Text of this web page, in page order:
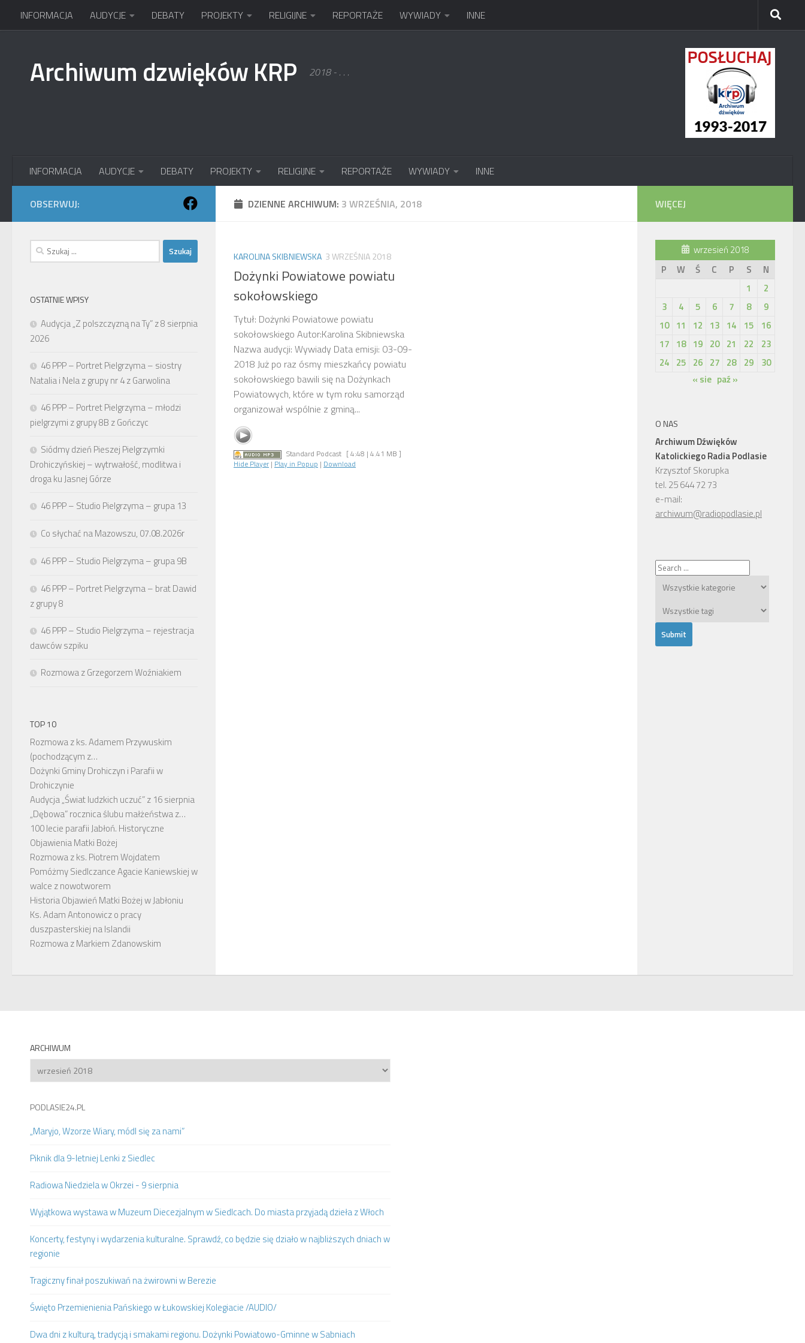
Przejdź do treści
INFORMACJA AUDYCJE DEBATY PROJEKTY RELIGIJNE REPORTAŻE WYWIADY INNE
Archiwum dzwięków KRP 2018 - . . .
INFORMACJA AUDYCJE DEBATY PROJEKTY RELIGIJNE REPORTAŻE WYWIADY INNE
DZIENNE ARCHIWUM: 3 WRZEŚNIA, 2018
KAROLINA SKIBNIEWSKA 3 WRZEŚNIA 2018
Dożynki Powiatowe powiatu
sokołowskiego
Tytuł: Dożynki Powiatowe powiatu
sokołowskiego Autor:Karolina Skibniewska
Nazwa audycji: Wywiady Data emisji: 03-09-
2018 Już po raz ósmy mieszkańcy powiatu
sokołowskiego bawili się na Dożynkach
Powiatowych, które w tym roku samorząd
organizował wspólnie z gminą...
Standard Podcast [ 4:48 | 4.41 MB ]
Hide Player | Play in Popup | Download
OBSERWUJ:
Szukaj:
OSTATNIE WPISY
Audycja „Z polszczyzną na Ty” z 8 sierpnia
2026
46 PPP – Portret Pielgrzyma – siostry
Natalia i Nela z grupy nr 4 z Garwolina
46 PPP – Portret Pielgrzyma – młodzi
pielgrzymi z grupy 8B z Gończyc
Siódmy dzień Pieszej Pielgrzymki
Drohiczyńskiej – wytrwałość, modlitwa i
droga ku Jasnej Górze
46 PPP – Studio Pielgrzyma – grupa 13
Co słychać na Mazowszu, 07.08.2026r
46 PPP – Studio Pielgrzyma – grupa 9B
46 PPP – Portret Pielgrzyma – brat Dawid
z grupy 8
46 PPP – Studio Pielgrzyma – rejestracja
dawców szpiku
Rozmowa z Grzegorzem Woźniakiem
TOP 10
Rozmowa z ks. Adamem Przywuskim
(pochodzącym z…
Dożynki Gminy Drohiczyn i Parafii w
Drohiczynie
Audycja „Świat ludzkich uczuć” z 16 sierpnia
„Dębowa” rocznica ślubu małżeństwa z…
100 lecie parafii Jabłoń. Historyczne
Objawienia Matki Bożej
Rozmowa z ks. Piotrem Wojdatem
Pomóżmy Siedlczance Agacie Kaniewskiej w
walce z nowotworem
Historia Objawień Matki Bożej w Jabłoniu
Ks. Adam Antonowicz o pracy
duszpasterskiej na Islandii
Rozmowa z Markiem Zdanowskim
WIĘCEJ
wrzesień 2018
P
W Ś C P S
N
1
2
3
4 5 6 7 8
9
10 11 12 13 14 15
16
17 18 19 20 21 22
23
24 25 26 27 28 29
30
« sie paź »
O NAS
Archiwum Dźwięków
Katolickiego Radia Podlasie
Krzysztof Skorupka
tel. 25 644 72 73
e-mail:
archiwum@radiopodlasie.pl
ARCHIWUM
Archiwum
PODLASIE24.PL
„Maryjo, Wzorze Wiary, módl się za nami”
Piknik dla 9-letniej Lenki z Siedlec
Radiowa Niedziela w Okrzei - 9 sierpnia
Wyjątkowa wystawa w Muzeum Diecezjalnym w Siedlcach. Do miasta przyjadą dzieła z Włoch
Koncerty, festyny i wydarzenia kulturalne. Sprawdź, co będzie się działo w najbliższych dniach w
regionie
Tragiczny finał poszukiwań na żwirowni w Berezie
Święto Przemienienia Pańskiego w Łukowskiej Kolegiacie /AUDIO/
Dwa dni z kulturą, tradycją i smakami regionu. Dożynki Powiatowo-Gminne w Sabniach